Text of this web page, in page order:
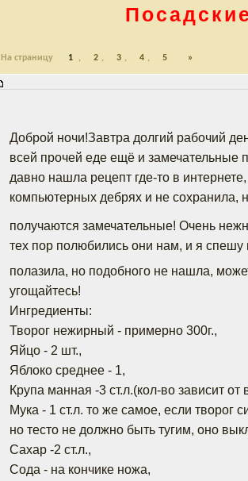
На страницу 1 , 2 , 3 , 4 , 5 »
Доброй ночи!Завтра долгий рабочий
всей прочей еде ещё и замечательные
давно нашла рецепт где-то в
компьютерных дебрях и не сохранила,
получаются замечательные! Очень
тех пор полюбились они нам, и я спешу
полазила, но подобного не нашла,
угощайтесь!
Ингредиенты:
Творог нежирный - примерно 300г.,
Яйцо - 2 шт.,
Яблоко среднее - 1,
Крупа манная -3 ст.л.(кол-во зависит от
Мука - 1 ст.л. то же самое, если творог
но тесто не должно быть тугим, оно
Сахар -2 ст.л.,
Сода - на кончике ножа,